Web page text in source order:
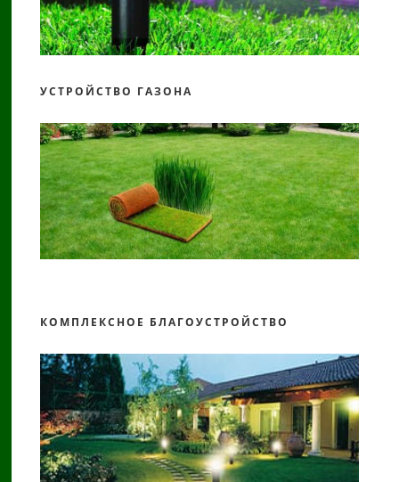
УСТРОЙСТВО ГАЗОНА
КОМПЛЕКСНОЕ БЛАГОУСТРОЙСТВО